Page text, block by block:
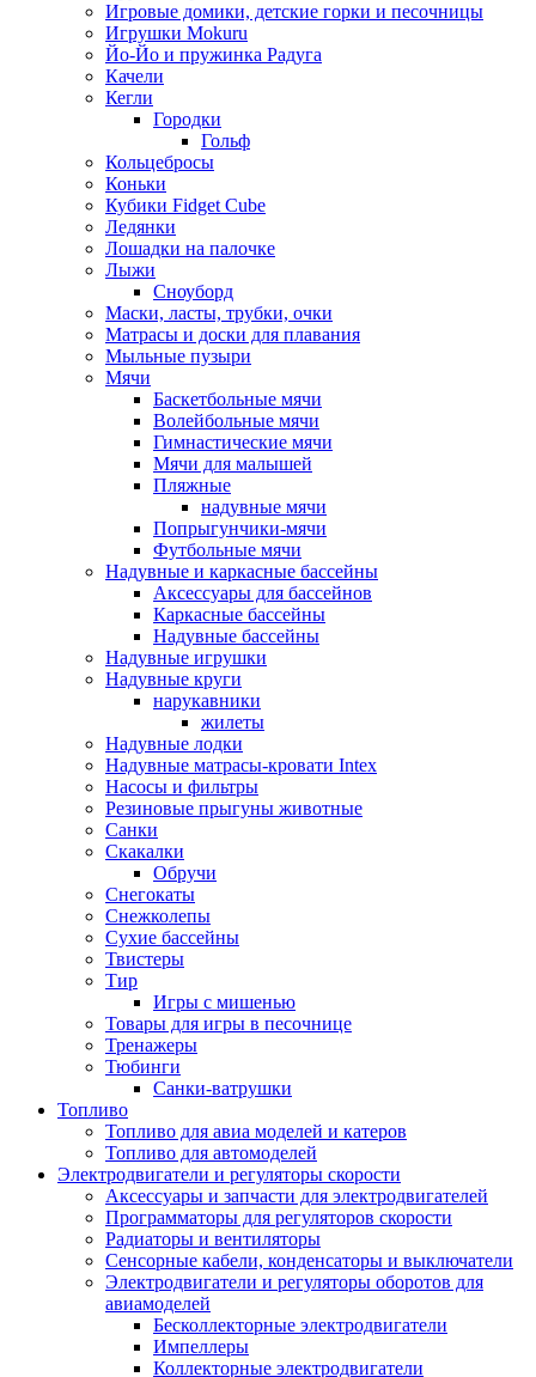
Игровые домики, детские горки и песочницы
Игрушки Mokuru
Йо-Йо и пружинка Радуга
Качели
Кегли
Городки
Гольф
Кольцебросы
Коньки
Кубики Fidget Cube
Ледянки
Лошадки на палочке
Лыжи
Сноуборд
Маски, ласты, трубки, очки
Матрасы и доски для плавания
Мыльные пузыри
Мячи
Баскетбольные мячи
Волейбольные мячи
Гимнастические мячи
Мячи для малышей
Пляжные
надувные мячи
Попрыгунчики-мячи
Футбольные мячи
Надувные и каркасные бассейны
Аксессуары для бассейнов
Каркасные бассейны
Надувные бассейны
Надувные игрушки
Надувные круги
нарукавники
жилеты
Надувные лодки
Надувные матрасы-кровати Intex
Насосы и фильтры
Резиновые прыгуны животные
Санки
Скакалки
Обручи
Снегокаты
Снежколепы
Сухие бассейны
Твистеры
Тир
Игры с мишенью
Товары для игры в песочнице
Тренажеры
Тюбинги
Санки-ватрушки
Топливо
Топливо для авиа моделей и катеров
Топливо для автомоделей
Электродвигатели и регуляторы скорости
Аксессуары и запчасти для электродвигателей
Программаторы для регуляторов скорости
Радиаторы и вентиляторы
Сенсорные кабели, конденсаторы и выключатели
Электродвигатели и регуляторы оборотов для
авиамоделей
Бесколлекторные электродвигатели
Импеллеры
Коллекторные электродвигатели